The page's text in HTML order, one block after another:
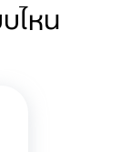
ไหน